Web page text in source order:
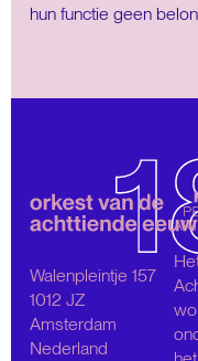
hun functie geen
Walenpleintje 157
1012 JZ
Amsterdam
Nederland